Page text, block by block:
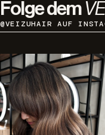
Folge dem
@VEIZUHAIR AUF